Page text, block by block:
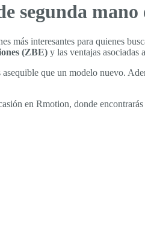
segunda
más interesantes para quienes
(ZBE) y las ventajas asociadas
que un modelo nuevo.
en Rmotion, donde